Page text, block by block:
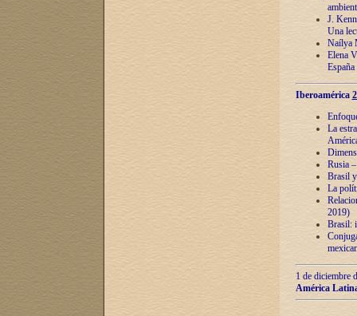
J.
Una
Naílya
Elena
España
Iberoamérica
La
Rusia
Brasil
La
2019)
Brasil:
1 de diciembre
América